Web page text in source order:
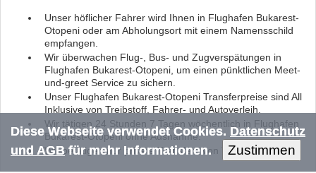
Unser höflicher Fahrer wird Ihnen in Flughafen Bukarest-
Otopeni oder am Abholungsort mit einem Namensschild
empfangen.
Wir überwachen Flug-, Bus- und Zugverspätungen in
Flughafen Bukarest-Otopeni, um einen pünktlichen Meet-
und-greet Service zu sichern.
Unser Flughafen Bukarest-Otopeni Transferpreise sind All
Inklusive von Treibstoff, Fahrer- und Autoverleih.
Wir tätigen 24 Stunden 7 Tagen wöchentlich in Flughafen
Bukarest-Otopeni ohne Ausnahme.
Wir betätigen nur private Transfers von Tür zu Tür!
Diese Webseite verwendet Cookies.Datenschutz
und AGBfür mehr Informationen. Zustimmen